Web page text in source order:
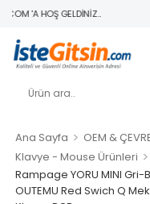
'A HOŞ GELDINIZ..
Ana Sayfa > OEM &
Klavye - Mouse Ürünleri >
Rampage YORU MINI Gri-
OUTEMU Red Swich Q